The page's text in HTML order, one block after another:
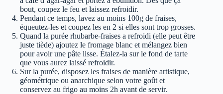
bout, coupez le feu et laissez refroidir.
Pendant ce temps, lavez au moins 100g de fraises,
équeutez-les et coupez les en 2 si elles sont trop grosses.
Quand la purée rhubarbe-fraises a refroidi (elle peut être
juste tiède) ajoutez le fromage blanc et mélangez bien
pour avoir une pâte lisse. Étalez-la sur le fond de tarte
que vous aurez laissé refroidir.
Sur la purée, disposez les fraises de manière artistique,
géométrique ou anarchique selon votre goût et
conservez au frigo au moins 2h avant de servir.